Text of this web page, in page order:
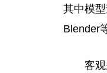
其中模
Blender
客